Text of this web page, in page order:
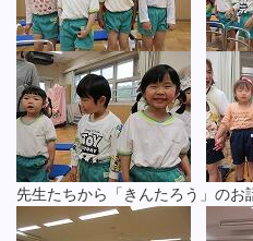
先生たちから「きんたろう」のお